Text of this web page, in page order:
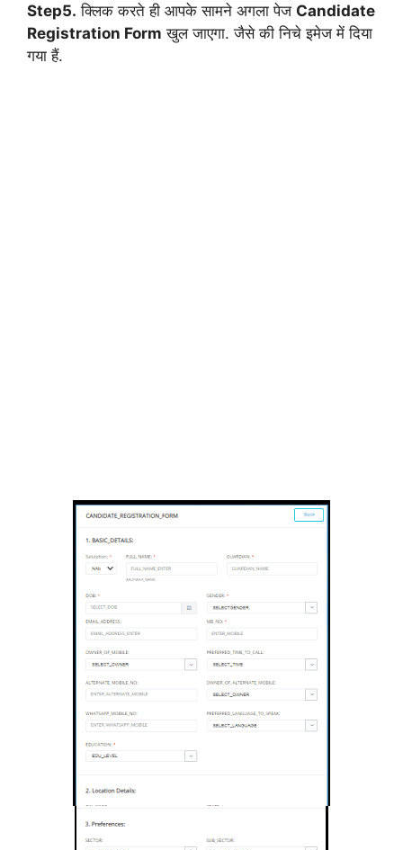
Step5. क्लिक करते ही आपके सामने अगला पेज Candidate
Registration Form खुल जाएगा. जैसे की निचे इमेज में दिया
गया हैं.